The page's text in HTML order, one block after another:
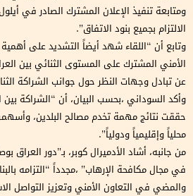
الالتزام بجميع بنود الاتفاق”.
وتابع أن “اللقاء شهد أيضاً التشديد على أهمية
الأمني المشترك على المستوى الثنائي بين
عن تبادل وجهات النظر حول جوانب الشراكة
وأكد السوداني ،بحسب البيان، أن “الشراكة بين
حققت نتائج مهمة تخدم مصالح البلدين،
محلياً وإقليمياً ودولياً”.
من جانبه، أشاد الأدميرال كوبر، بـ”دور العراق
في مجال مكافحة الإرهاب” ،مجدداً “التزامه
والمضي في التعاون الأمني وتعزيز التواصل